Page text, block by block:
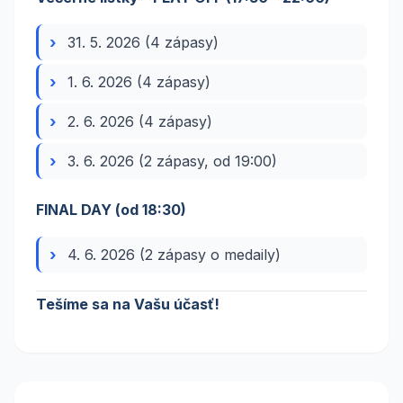
31. 5. 2026 (4 zápasy)
1. 6. 2026 (4 zápasy)
2. 6. 2026 (4 zápasy)
3. 6. 2026 (2 zápasy, od 19:00)
FINAL DAY (od 18:30)
4. 6. 2026 (2 zápasy o medaily)
Tešíme sa na Vašu účasť!